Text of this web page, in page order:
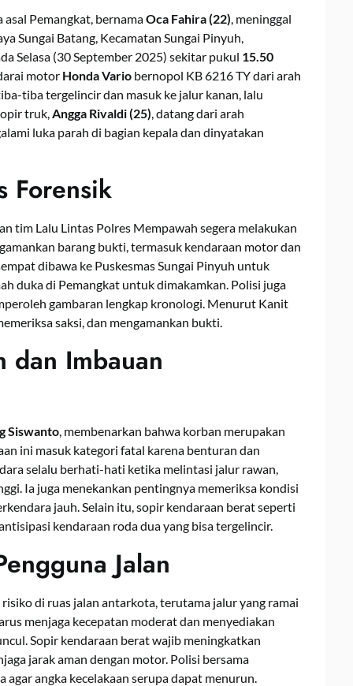
Pemangkat, bernamaOca Fahira (22), meninggal
Sungai Batang, Kecamatan Sungai Pinyuh,
Selasa (30 September 2025) sekitar pukul 15.50
motor Honda Vario bernopol KB 6216 TY dari arah
tiba tergelincir dan masuk ke jalur kanan, lalu
truk,Angga Rivaldi (25), datang dari arah
luka parah di bagian kepala dan dinyatakan
Forensik
tim Lalu Lintas Polres Mempawah segera melakukan
barang bukti, termasuk kendaraan motor dan
dibawa ke Puskesmas Sungai Pinyuh untuk
duka di Pemangkat untuk dimakamkan. Polisi juga
gambaran lengkap kronologi. Menurut Kanit
saksi, dan mengamankan bukti.
dan Imbauan
Siswanto, membenarkan bahwa korban merupakan
ini masuk kategori fatal karena benturan dan
selalu berhati-hati ketika melintasi jalur rawan,
Ia juga menekankan pentingnya memeriksa kondisi
jauh. Selain itu, sopir kendaraan berat seperti
kendaraan roda dua yang bisa tergelincir.
Jalan
di ruas jalan antarkota, terutama jalur yang ramai
menjaga kecepatan moderat dan menyediakan
Sopir kendaraan berat wajib meningkatkan
jarak aman dengan motor. Polisi bersama
angka kecelakaan serupa dapat menurun.